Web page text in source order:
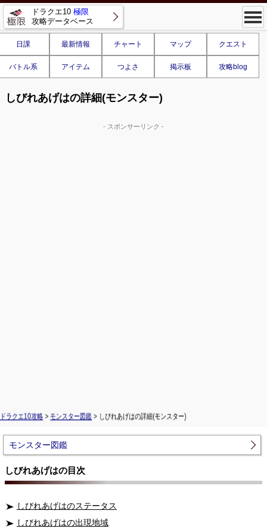
ドラクエ10 極限
攻略データベース
日課 最新情報 チャート マップ クエスト
バトル系 アイテム つよさ 掲示板 攻略blog
しびれあげはの詳細(モンスター)
- スポンサーリンク -
ドラクエ10攻略 > モンスター図鑑 > しびれあげはの詳細(モンスター)
モンスター図鑑
しびれあげはの目次
しびれあげはのステータス
しびれあげはの出現地域